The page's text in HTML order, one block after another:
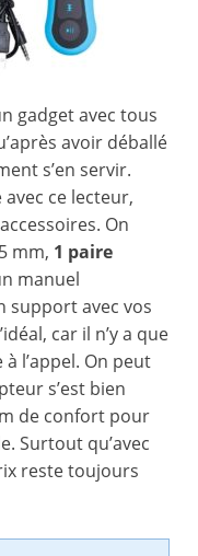
gadget avec tous
avoir déballé
s’en servir.
ce lecteur,
On
mm, 1 paire
manuel
support avec vos
car il n’y a que
l’appel. On peut
s’est bien
de confort pour
Surtout qu’avec
reste toujours